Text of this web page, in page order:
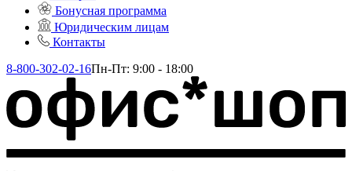
Бонусная программа
Юридическим лицам
Контакты
8-800-302-02-16Пн-Пт: 9:00 - 18:00